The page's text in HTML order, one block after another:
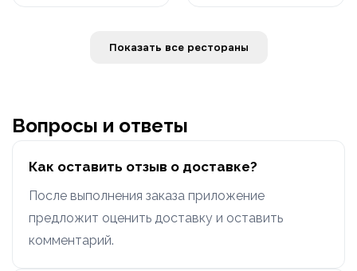
Показать все рестораны
Вопросы и ответы
Как оставить отзыв о доставке?
После выполнения заказа приложение
предложит оценить доставку и оставить
комментарий.